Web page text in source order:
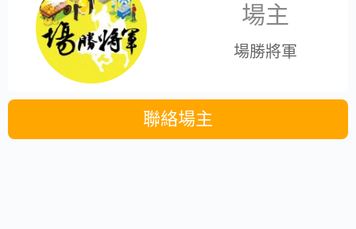
場主
場勝將軍
聯絡場主